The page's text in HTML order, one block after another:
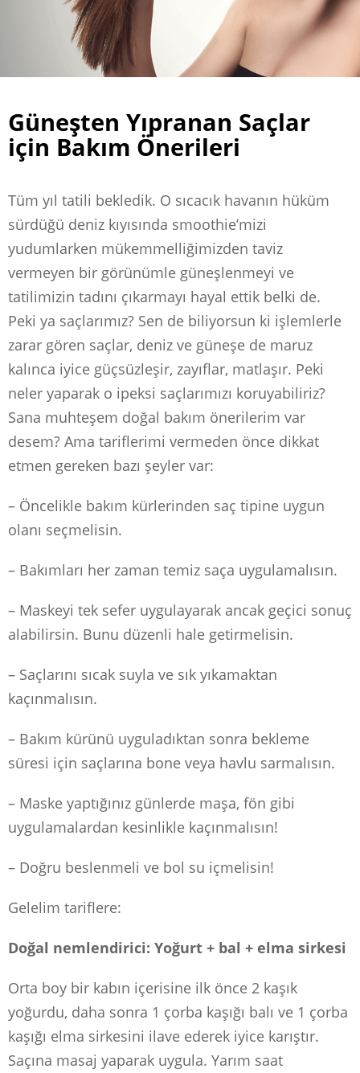
Güneşten Yıpranan Saçlar
için Bakım Önerileri
Tüm yıl tatili bekledik. O sıcacık havanın hüküm
sürdüğü deniz kıyısında smoothie’mizi
yudumlarken mükemmelliğimizden taviz
vermeyen bir görünümle güneşlenmeyi ve
tatilimizin tadını çıkarmayı hayal ettik belki de.
Peki ya saçlarımız? Sen de biliyorsun ki işlemlerle
zarar gören saçlar, deniz ve güneşe de maruz
kalınca iyice güçsüzleşir, zayıflar, matlaşır. Peki
neler yaparak o ipeksi saçlarımızı koruyabiliriz?
Sana muhteşem doğal bakım önerilerim var
desem? Ama tariflerimi vermeden önce dikkat
etmen gereken bazı şeyler var:
– Öncelikle bakım kürlerinden saç tipine uygun
olanı seçmelisin.
– Bakımları her zaman temiz saça uygulamalısın.
– Maskeyi tek sefer uygulayarak ancak geçici sonuç
alabilirsin. Bunu düzenli hale getirmelisin.
– Saçlarını sıcak suyla ve sık yıkamaktan
kaçınmalısın.
– Bakım kürünü uyguladıktan sonra bekleme
süresi için saçlarına bone veya havlu sarmalısın.
– Maske yaptığınız günlerde maşa, fön gibi
uygulamalardan kesinlikle kaçınmalısın!
– Doğru beslenmeli ve bol su içmelisin!
Gelelim tariflere:
Doğal nemlendirici: Yoğurt + bal + elma sirkesi
Orta boy bir kabın içerisine ilk önce 2 kaşık
yoğurdu, daha sonra 1 çorba kaşığı balı ve 1 çorba
kaşığı elma sirkesini ilave ederek iyice karıştır.
Saçına masaj yaparak uygula. Yarım saat